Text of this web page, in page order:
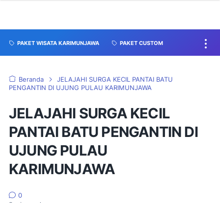
PAKET WISATA KARIMUNJAWA PAKET CUSTOM
Beranda
JELAJAHI SURGA KECIL PANTAI BATU
PENGANTIN DI UJUNG PULAU KARIMUNJAWA
JELAJAHI SURGA KECIL
PANTAI BATU PENGANTIN DI
UJUNG PULAU
KARIMUNJAWA
0